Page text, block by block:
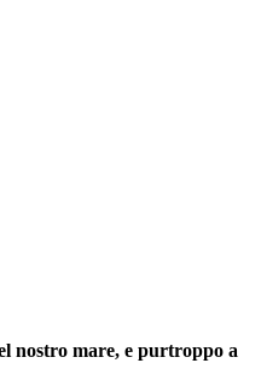
nostro mare, e purtroppo a